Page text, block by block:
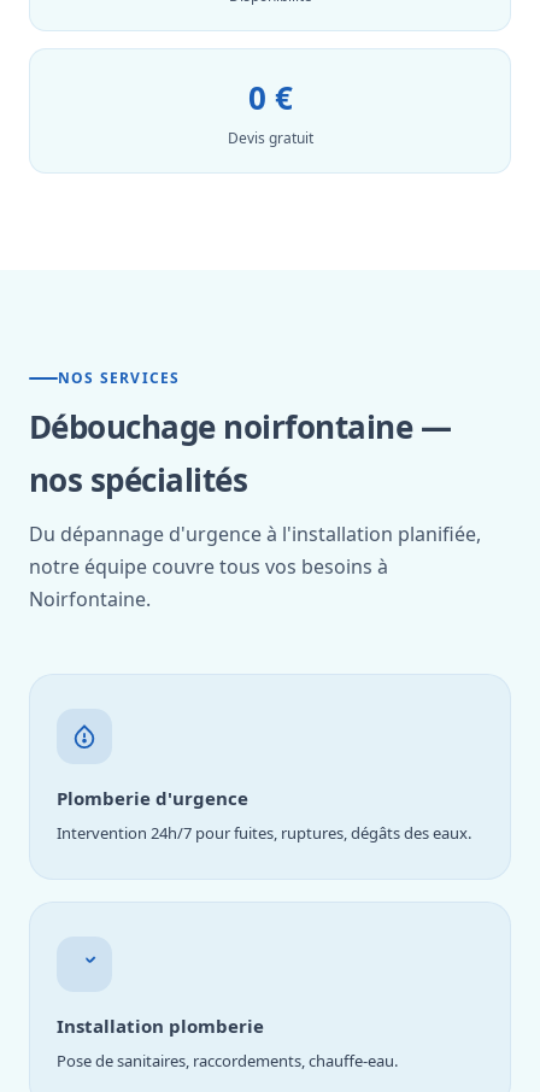
0 €
Devis gratuit
NOS SERVICES
Débouchage noirfontaine —
nos spécialités
Du dépannage d'urgence à l'installation planifiée,
notre équipe couvre tous vos besoins à
Noirfontaine.
Plomberie d'urgence
Intervention 24h/7 pour fuites, ruptures, dégâts des eaux.
Installation plomberie
Pose de sanitaires, raccordements, chauffe-eau.